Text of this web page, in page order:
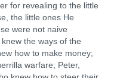
for revealing to the little
the little ones He
were not naive
the ways of the
how to make money;
warfare; Peter,